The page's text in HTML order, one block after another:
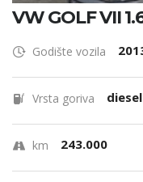
VW GOLF VII
Godište vozila
Vrsta goriva diesel
km 243.000